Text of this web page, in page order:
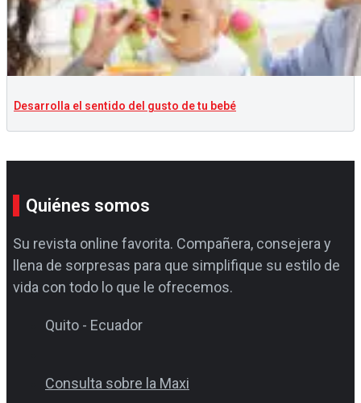
Desarrolla el sentido del gusto de tu bebé
Quiénes somos
Su revista online favorita. Compañera, consejera y
llena de sorpresas para que simplifique su estilo de
vida con todo lo que le ofrecemos.
Quito - Ecuador
Consulta sobre la Maxi